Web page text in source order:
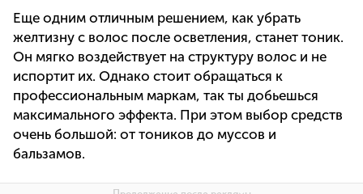
Еще одним отличным решением, как убрать
желтизну с волос после осветления, станет тоник.
Он мягко воздействует на структуру волос и не
испортит их. Однако стоит обращаться к
профессиональным маркам, так ты добьешься
максимального эффекта. При этом выбор средств
очень большой: от тоников до муссов и
бальзамов.